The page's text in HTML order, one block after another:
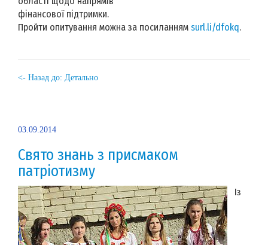
фінансової підтримки.
Пройти опитування можна за посиланням surl.li/dfokq.
<- Назад до: Детально
03.09.2014
Свято знань з присмаком
патріотизму
Із